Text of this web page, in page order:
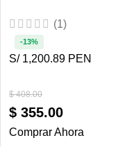
(1)
$408.00
$ 355.00
-13%
S/ 1,200.89 PEN
Comprar Ahora